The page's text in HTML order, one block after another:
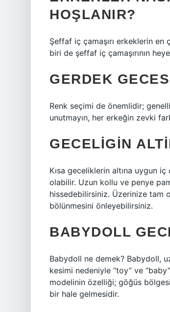
HOŞLANIR?
Şeffaf iç çamaşırı erkeklerin
biri de şeffaf iç çamaşırının
GERDEK
Renk seçimi de önemlidir;
unutmayın, her erkeğin zevki
GECELIGIN
Kısa geceliklerin altına uygun iç
olabilir. Uzun kollu ve penye
hissedebilirsiniz. Üzerinize tam
bölünmesini önleyebilirsiniz.
BABYDOLL
Babydoll ne demek? Babydoll,
kesimi nedeniyle “toy” ve
modelinin özelliği; göğüs
bir hale gelmesidir.